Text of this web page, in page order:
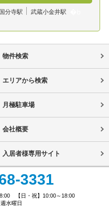
分寺駅 武蔵小金井駅
物件検索
エリアから検索
月極駐車場
会社概要
入居者様専用サイト
3331
【日・祝】10:00～18:00
水曜日